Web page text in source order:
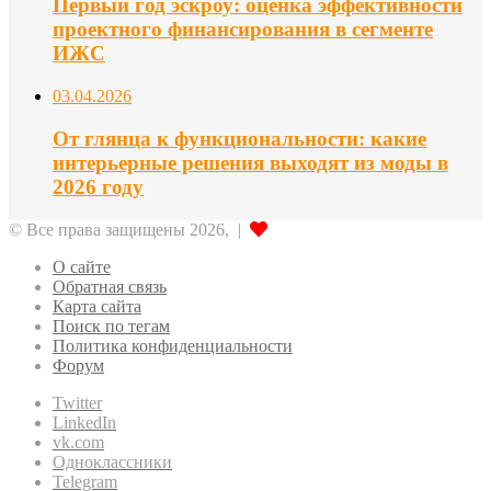
Первый год эскроу: оценка эффективности
проектного финансирования в сегменте
ИЖС
03.04.2026
От глянца к функциональности: какие
интерьерные решения выходят из моды в
2026 году
© Все права защищены 2026, |
О сайте
Обратная связь
Карта сайта
Поиск по тегам
Политика конфиденциальности
Форум
Twitter
LinkedIn
vk.com
Одноклассники
Telegram